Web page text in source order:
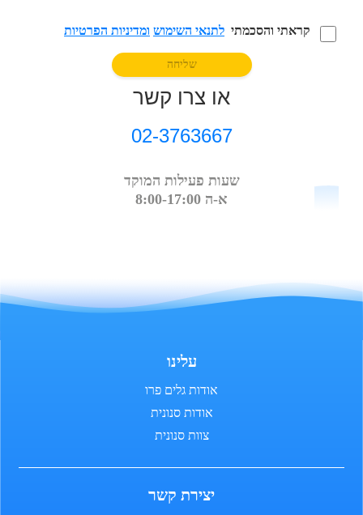
קראתי והסכמתי לתנאי השימוש ומדיניות הפרטיות
שליחה
או צרו קשר
02-3763667
שעות פעילות המוקד
א-ה 8:00-17:00
עלינו
אודות גלים פרו
אודות סנונית
צוות סנונית
יצירת קשר